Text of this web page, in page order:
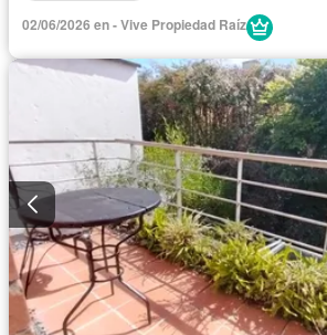
02/06/2026 en - Vive Propiedad Raíz